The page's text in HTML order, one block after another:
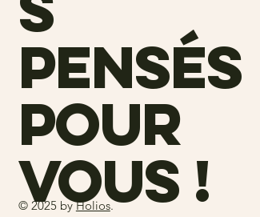
pensés
pour
vous !
© 2025 byHolios.